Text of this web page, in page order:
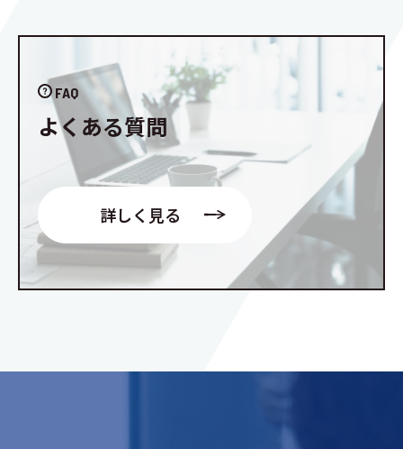
FAQ
よくある質問
詳しく見る